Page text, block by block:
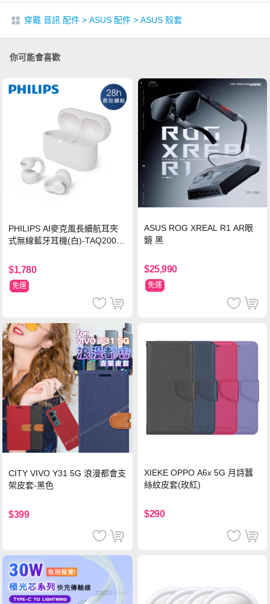
穿戴 音訊 配件 > ASUS 配件 > ASUS 殼套
你可能會喜歡
PHILIPS AI麥克風長續航耳夾
式無線藍牙耳機(白)-TAQ2000
$1,780
免運
ASUS ROG XREAL R1 AR眼
鏡 黑
$25,990
免運
CITY VIVO Y31 5G 浪漫都會支
架皮套-黑色
$399
XIEKE OPPO A6x 5G 月詩蠶
絲紋皮套(玫紅)
$290